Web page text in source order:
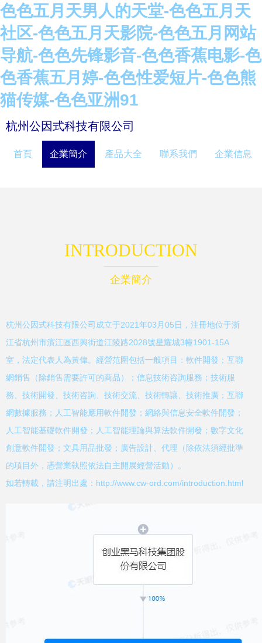
色色五月天男人的天堂-色色五月天
社区-色色五月天影院-色色五月网站
导航-色色先锋影音-色色香蕉电影-色
色香蕉五月婷-色色性爱短片-色色熊
猫传媒-色色亚洲91
杭州公因式科技有限公司
首頁 企業簡介 產品大全 聯系我們 企業信息
INTRODUCTION
企業簡介
杭州公因式科技有限公司成立于2021年03月05日，注冊地位于浙
江省杭州市濱江區西興街道江陵路2028號星耀城3幢1901-15A
室，法定代表人為黃偉。經營范圍包括一般項目：軟件開發；互聯
網銷售（除銷售需要許可的商品）；信息技術咨詢服務；技術服
務、技術開發、技術咨詢、技術交流、技術轉讓、技術推廣；互聯
網數據服務；人工智能應用軟件開發；網絡與信息安全軟件開發；
人工智能基礎軟件開發；人工智能理論與算法軟件開發；數字文化
創意軟件開發；文具用品批發；廣告設計、代理（除依法須經批準
的項目外，憑營業執照依法自主開展經營活動）。
如若轉載，請注明出處：http://www.cw-ord.com/introduction.html